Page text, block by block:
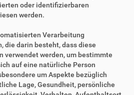
oder identifizierbaren
werden.
Verarbeitung
die darin besteht, dass diese
verwendet werden, um bestimmte
auf eine natürliche Person
um Aspekte bezüglich
Lage, Gesundheit, persönliche